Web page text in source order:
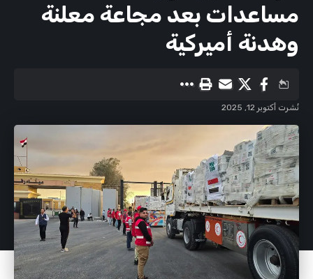
مساعدات بعد مجاعة معلنة
وهدنة أميركية
نُشرت أكتوبر 12, 2025